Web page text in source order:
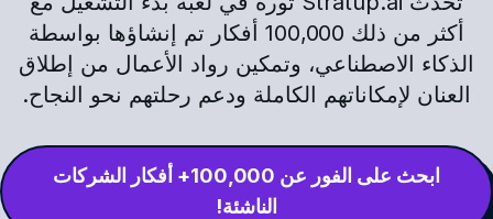
أكثر من ذلك 100,000 أفكار تم إنشاؤها بواسطة
الذكاء الاصطناعي، وتمكين رواد الأعمال من إطلاق
العنان لإمكاناتهم الكاملة ودعم رحلتهم نحو النجاح.
ابحث على الفور عن 100,000+ أفكار الشركات
الناشئة!